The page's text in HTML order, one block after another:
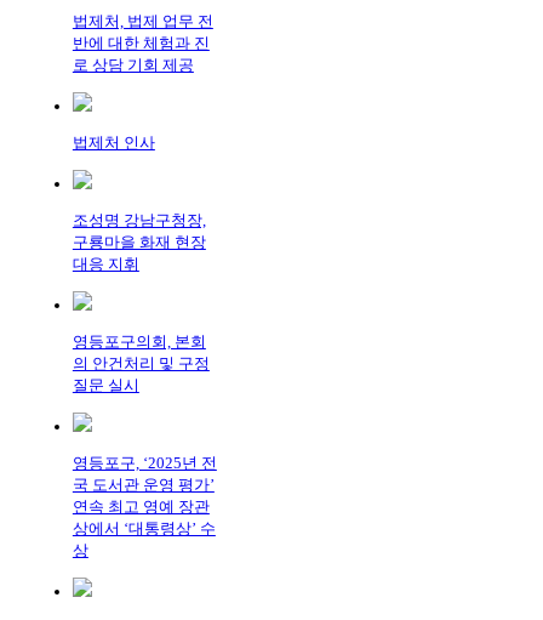
법제처, 법제 업무 전
반에 대한 체험과 진
로 상담 기회 제공
법제처 인사
조성명 강남구청장,
구룡마을 화재 현장
대응 지휘
영등포구의회, 본회
의 안건처리 및 구정
질문 실시
영등포구, ‘2025년 전
국 도서관 운영 평가’
연속 최고 영예 장관
상에서 ‘대통령상’ 수
상